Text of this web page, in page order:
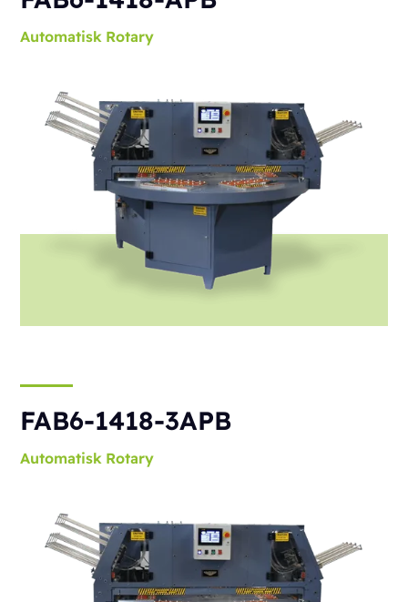
Automatisk Rotary
FAB6-1418-3APB
Automatisk Rotary